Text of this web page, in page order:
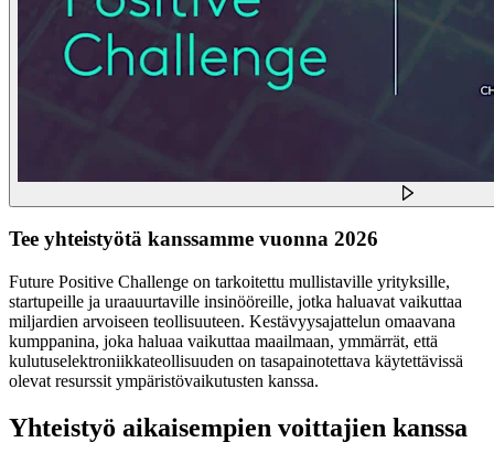
Tee yhteistyötä kanssamme vuonna 2026
Future Positive Challenge on tarkoitettu mullistaville yrityksille,
startupeille ja uraauurtaville insinööreille, jotka haluavat vaikuttaa
miljardien arvoiseen teollisuuteen. Kestävyysajattelun omaavana
kumppanina, joka haluaa vaikuttaa maailmaan, ymmärrät, että
kulutuselektroniikkateollisuuden on tasapainotettava käytettävissä
olevat resurssit ympäristövaikutusten kanssa.
Yhteistyö aikaisempien voittajien kanssa